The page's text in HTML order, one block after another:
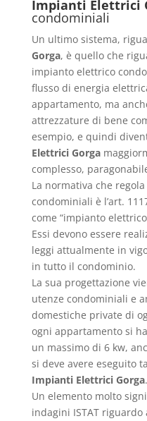
Impianti Elettrici
condominiali
Un ultimo sistema,
Gorga, è quello che
impianto elettrico
flusso di energia
appartamento, ma
attrezzature di bene
esempio, e quindi
Elettrici Gorga
complesso,
La normativa che
condominiali è l’art.
come “impianto
Essi devono essere
leggi attualmente in
in tutto il condominio.
La sua progettazione
utenze condominiali e
domestiche private di
ogni appartamento si
un massimo di 6 kw,
si deve avere eseguito
Impianti Elettrici Gorga.
Un elemento molto
indagini ISTAT